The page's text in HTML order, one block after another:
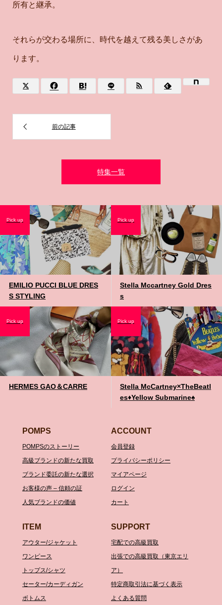
所有と継承。
それらが交わる場所に、時代を越えて残る美しさがあ
ります。
特集一覧
EMILIO PUCCI BLUE DRES
S STYLING
Pick up
Stella Mccartney Gold Dres
s
Pick up
HERMES GAO＆CARRE
Pick up
Stella McCartney×TheBeatl
es♦️Yellow Submarine♠️
Pick up
POMPS
POMPSのストーリー
高級ブランドの新たな買取
ブランド委託の新たな選択
お客様の声 – 信頼の証
人気ブランドの価値
ACCOUNT
会員登録
プライバシーポリシー
マイアページ
ログイン
カート
ITEM
アウター/ジャケット
ワンピース
トップス/シャツ
セーター/カーディガン
ボトムス
SUPPORT
宅配での高級買取
出張での高級買取（東京エリ
ア）
特定商取引法に基づく表示
よくある質問